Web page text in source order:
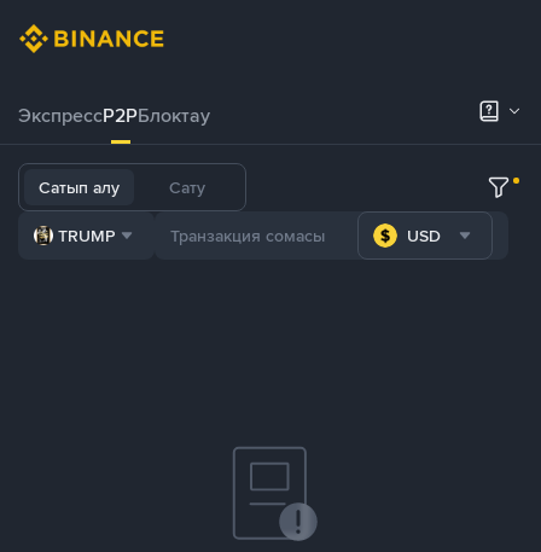
ЭкспрессP2PБлоктау
Сатып алу Сату
TRUMP USD